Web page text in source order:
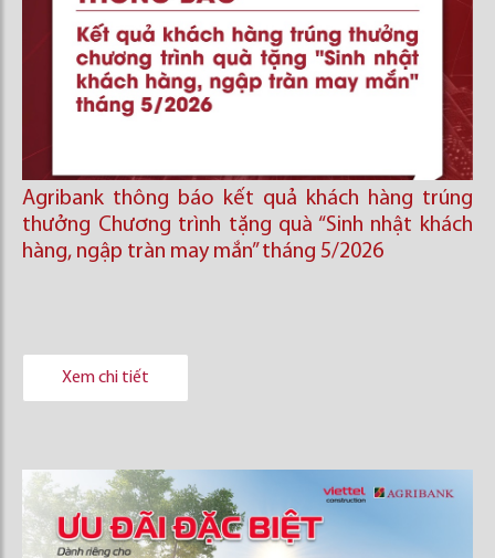
Agribank thông báo kết quả khách hàng trúng
thưởng Chương trình tặng quà “Sinh nhật khách
hàng, ngập tràn may mắn” tháng 5/2026
Xem chi tiết